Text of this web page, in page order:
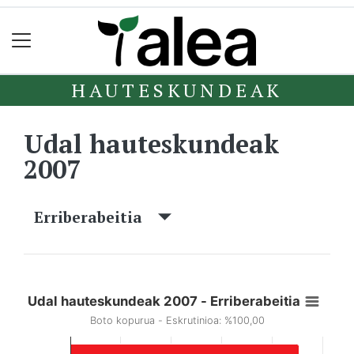
HAUTESKUNDEAK
Udal hauteskundeak
2007
Erriberabeitia
Udal hauteskundeak 2007 - Erriberabeitia
Boto kopurua - Eskrutinioa: %100,00